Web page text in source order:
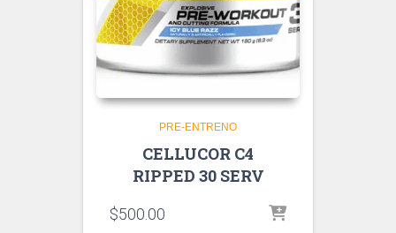
PRE-ENTRENO
CELLUCOR C4
RIPPED 30 SERV
$500.00